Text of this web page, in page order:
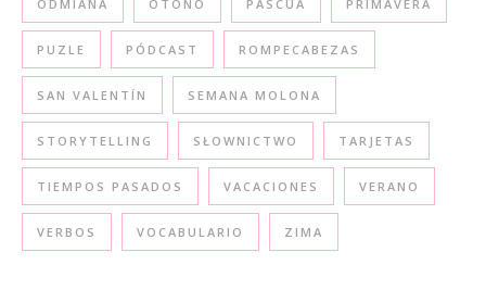
ODMIANA OTOÑO PASCUA PRIMAVERA
PUZLE PÓDCAST ROMPECABEZAS
SAN VALENTÍN SEMANA MOLONA
STORYTELLING SŁOWNICTWO TARJETAS
TIEMPOS PASADOS VACACIONES VERANO
VERBOS VOCABULARIO ZIMA